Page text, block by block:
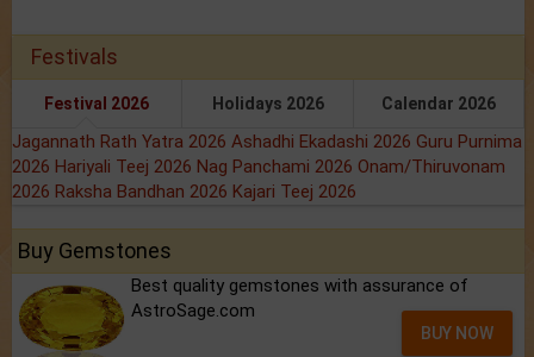
Festivals
Festival 2026 Holidays 2026 Calendar 2026
Jagannath Rath Yatra 2026 Ashadhi Ekadashi 2026 Guru Purnima
2026 Hariyali Teej 2026 Nag Panchami 2026 Onam/Thiruvonam
2026 Raksha Bandhan 2026 Kajari Teej 2026
Buy Gemstones
Best quality gemstones with assurance of
AstroSage.com
BUY NOW